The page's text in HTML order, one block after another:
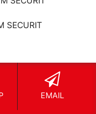
SECURIT
EMAIL